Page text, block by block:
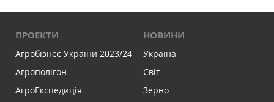
ПРОЕКТИ
Агробізнес України 2023/24
Агрополігон
АгроЕкспедиція
НОВИНИ
Україна
Світ
Зерно